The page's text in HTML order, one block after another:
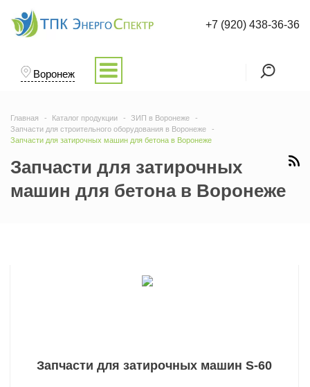
Воронеж
+7 (920) 438-36-36
Главная Каталог продукции
ЗИП в Воронеже
Запчасти для строительного оборудования в Воронеже
Запчасти для затирочных машин для бетона в Воронеже
Запчасти для затирочных
машин для бетона в Воронеже
Запчасти для затирочных машин S-60